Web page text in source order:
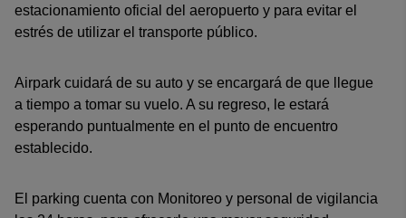
estacionamiento oficial del aeropuerto y para evitar el
estrés de utilizar el transporte público.
Airpark cuidará de su auto y se encargará de que llegue
a tiempo a tomar su vuelo. A su regreso, le estará
esperando puntualmente en el punto de encuentro
establecido.
El parking cuenta con Monitoreo y personal de vigilancia